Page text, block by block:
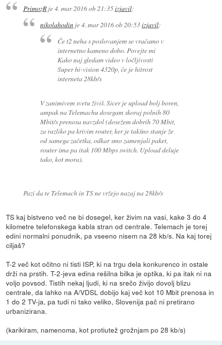
PrimozRje4. mar 2016 ob 21:35izjavil:
nikolahodin je4. mar 2016 ob 20:53izjavil:
Če t2 neha s poslovanjem se vračamo v
internetno kameno dobo. Povejte mi
Kako naj gledam video v ločljivosti
Super hi-vision 4320p, če je hitrost
interneta 28kb/s
V zanimivem svetu živiš. Sicer je upload bolj boren,
ampak na Telemachu dosegam skoraj polnih 80
Mbit/s prenosa navzdol (dosežem dobrih 70 Mbit,
za razliko pa krivim router, ker je takšno stanje že
od samega začetka, odkar smo zamenjali paket,
router ima pa itak 100 Mbps switch. Upload deluje
tako, kot mora).
Pazi da te Telemach in TS ne vržejo nazaj na 28kb/s
TS kaj bistveno več ne bi dosegel, ker živim na vasi, kake 3 do 4
kilometre telefonskega kabla stran od centrale. Telemach je torej
edini normalni ponudnik, pa vseeno nisem na 28 kb/s. Na kaj torej
ciljaš?
T-2 več kot očitno ni tisti ISP, ki na trgu dela konkurenco in ostale
drži na prstih. T-2-jeva edina rešilna bilka je optika, ki pa itak ni na
voljo povsod. Tistih nekaj ljudi, ki na srečo živijo dovolj blizu
centrale, da lahko na A/VDSL dobijo kaj več kot 10 Mbit prenosa in
1 do 2 TV-ja, pa tudi ni tako veliko, Slovenija pač ni pretirano
urbanizirana.
(karikiram, namenoma, kot protiutež grožnjam po 28 kb/s)